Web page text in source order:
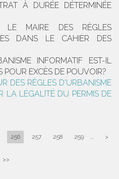
À DURÉE DÉTERMINÉE
LE MAIRE DES RÈGLES
DANS LE CAHIER DES
INFORMATIF EST-IL
POUR EXCÈS DE POUVOIR?
DES RÈGLES D'URBANISME
LA LÉGALITÉ DU PERMIS DE
256 257 258 259 ... >
>>